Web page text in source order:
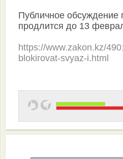
Публичное обсуждение
продлится до 13
https://www.zakon.kz/
blokirovat-svyaz-i.html